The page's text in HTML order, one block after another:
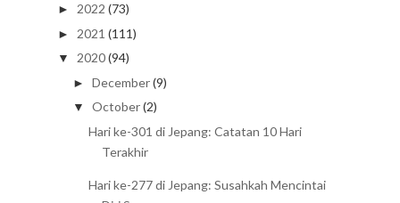
► 2022 (73)
► 2021 (111)
▼ 2020(94)
► December(9)
▼ October(2)
Hari ke-301 di Jepang: Catatan 10 Hari
Terakhir
Hari ke-277 di Jepang: Susahkah Mencintai